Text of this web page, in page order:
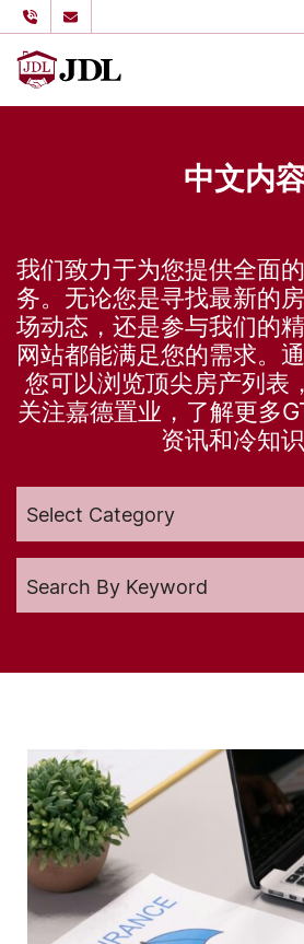
多伦多嘉德理财
中文内
我们致力于为您提供全面
务。无论您是寻找最新的
场动态，还是参与我们的
网站都能满足您的需求。
您可以浏览顶尖房产列表
关注嘉德置业，了解更多
资讯和冷知识